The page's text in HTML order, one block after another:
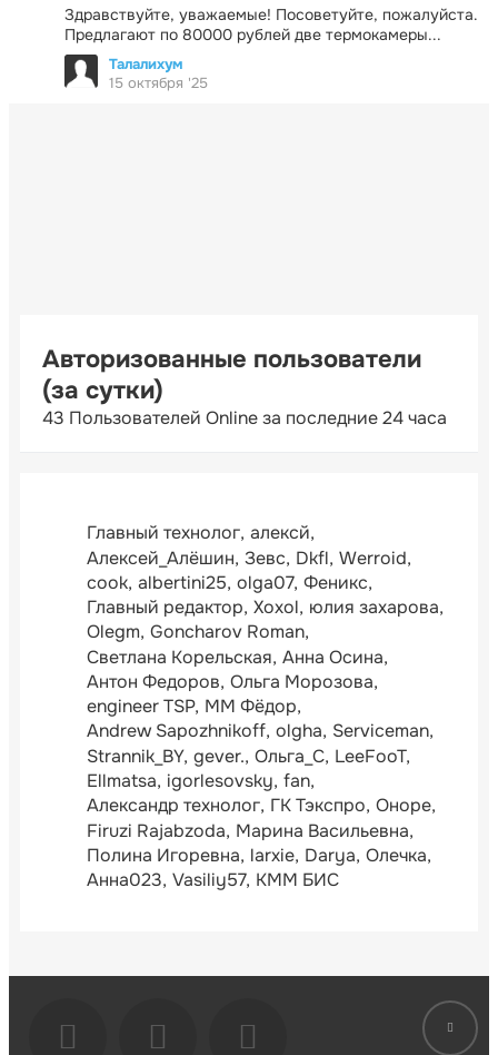
Здравствуйте, уважаемые! Посоветуйте, пожалуйста.
Предлагают по 80000 рублей две термокамеры...
Талалихум
15 октября '25
Авторизованные пользователи
(за сутки)
43 Пользователей Online за последние 24 часа
Главный технолог алексй
Алексей_Алёшин Зевс Dkfl Werroid
cook albertini25 olga07 Феникс
Главный редактор Xoxol юлия захарова
Olegm Goncharov Roman
Светлана Корельская Анна Осина
Антон Федоров Ольга Морозова
engineer TSP ММ Фёдор
Andrew Sapozhnikoff olgha Serviceman
Strannik_BY gever. Ольга_С LeeFooT
Ellmatsa igorlesovsky fan
Александр технолог ГК Тэкспро Оноре
Firuzi Rajabzoda Марина Васильевна
Полина Игоревна larxie Darya Олечка
Анна023 Vasiliy57 КММ БИС